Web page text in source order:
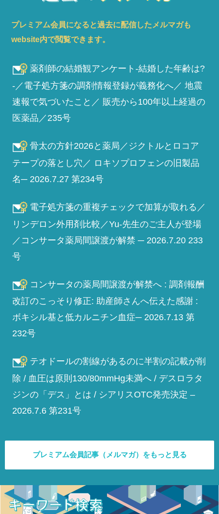
プレミアム会員になると過去に配信したメルマガも
website内で閲覧できます。
薬剤師の結婚観アンケート-結婚した年齢は?
-／電子処方箋の調剤情報登録が義務化へ／ 地震
速報で気づいたこと／ 販売から100年以上経過の
医薬品／235号
骨太の方針2026と薬局／ジクトルとロコア
テープの落とし穴／ ロキソプロフェンの旧製品
名─ 2026.7.27 第234号
電子処方箋の重複チェックで加算が取れる／
リンデロン外用剤比較／Yu-先生のご主人が登場
／コンサータ薬局間譲渡が解禁 ─ 2026.7.20 233
号
コンサータの薬局間譲渡が解禁へ : 調剤報酬
改訂のこっそり修正: 助産師さんへ伝えた感謝 :
ボキシル基と低カルニチン血症─ 2026.7.13 第
232号
テオドールの割線があるのに半割の記載が削
除 / 血圧は原則130/80mmHg未満へ / デスロラタ
ジンの「デス」とは / シアリスOTC発売決定 –
2026.7.6 第231号
プレミアム会員記事（メルマガ）をもっと見る